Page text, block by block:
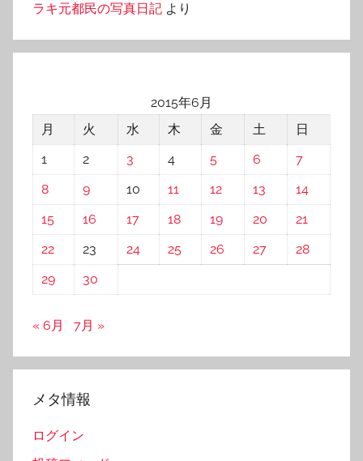
ラキ元都民の写真日記 より
2015年6月
月
火 水 木 金 土
日
1
2 3 4 5 6
7
8
9 10 11 12 13
14
15
16 17 18 19 20
21
22
23 24 25 26 27
28
29
30
« 6月 7月 »
メタ情報
ログイン